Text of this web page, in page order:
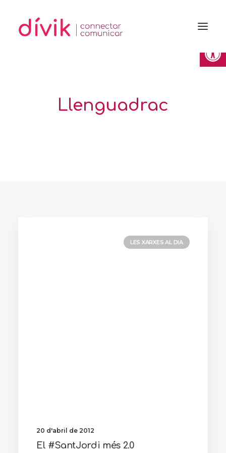
Llenguadrac
LES XARXES AL DIA
20 d'abril de 2012
El #SantJordi més 2.0